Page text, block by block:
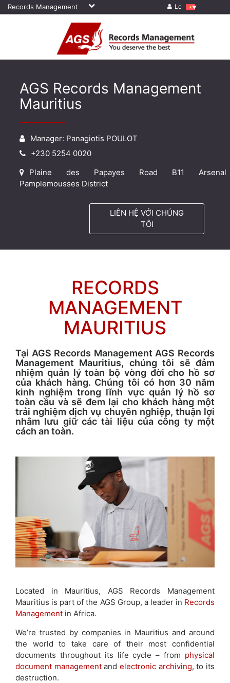
Records Management Log in
AGS Records Management
Mauritius
Manager: Panagiotis POULOT
+230 5254 0020
Plaine des Papayes Road B11 Arsenal
Pamplemousses District
LIÊN HỆ VỚI CHÚNG
TÔI
RECORDS
MANAGEMENT
MAURITIUS
Tại AGS Records Management AGS Records
Management Mauritius, chúng tôi sẽ đảm
nhiệm quản lý toàn bộ vòng đời cho hồ sơ
của khách hàng. Chúng tôi có hơn 30 năm
kinh nghiệm trong lĩnh vực quản lý hồ sơ
toàn cầu và sẽ đem lại cho khách hàng một
trải nghiệm dịch vụ chuyên nghiệp, thuận lợi
nhằm lưu giữ các tài liệu của công ty một
cách an toàn.
Located in Mauritius, AGS Records Management
Mauritius is part of the AGS Group, a leader in Records
Management in Africa.
We’re trusted by companies in Mauritius and around
the world to take care of their most confidential
documents throughout its life cycle – from physical
document managementandelectronic archiving, to its
destruction.